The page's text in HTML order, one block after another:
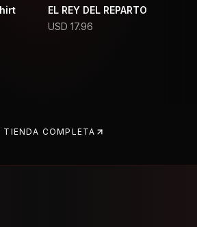
EL REY DEL REPARTO
USD 17.96
TIENDA COMPLETA